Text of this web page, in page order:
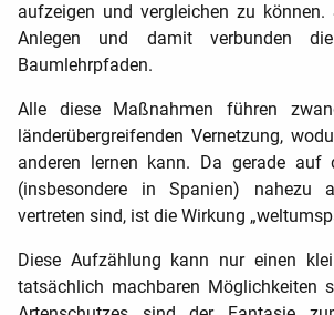
aufzeigen und vergleichen zu
Anlegen und damit verbunden
Baumlehrpfaden.
Alle diese Maßnahmen führen
länderübergreifenden Vernetzung,
anderen lernen kann. Da gerade auf
(insbesondere in Spanien) nahezu
vertreten sind, ist die Wirkung
Diese Aufzählung kann nur einen
tatsächlich machbaren Möglichkeiten